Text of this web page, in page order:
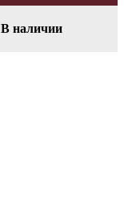
В наличии